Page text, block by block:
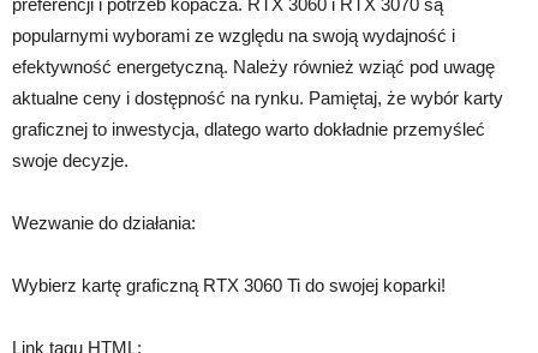
popularnymi wyborami ze względu na swoją wydajność i
efektywność energetyczną. Należy również wziąć pod uwagę
aktualne ceny i dostępność na rynku. Pamiętaj, że wybór karty
graficznej to inwestycja, dlatego warto dokładnie przemyśleć
swoje decyzje.
Wezwanie do działania:
Wybierz kartę graficzną RTX 3060 Ti do swojej koparki!
Link tagu HTML: